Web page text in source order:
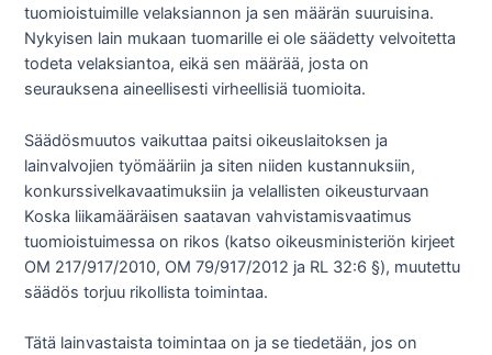
tuomioistuimille velaksiannon ja sen määrän suuruisina.
Nykyisen lain mukaan tuomarille ei ole säädetty velvoitetta
todeta velaksiantoa, eikä sen määrää, josta on
seurauksena aineellisesti virheellisiä tuomioita.
Säädösmuutos vaikuttaa paitsi oikeuslaitoksen ja
lainvalvojien työmääriin ja siten niiden kustannuksiin,
konkurssivelkavaatimuksiin ja velallisten oikeusturvaan
Koska liikamääräisen saatavan vahvistamisvaatimus
tuomioistuimessa on rikos (katso oikeusministeriön kirjeet
OM 217/917/2010, OM 79/917/2012 ja RL 32:6 §), muutettu
säädös torjuu rikollista toimintaa.
Tätä lainvastaista toimintaa on ja se tiedetään, jos on